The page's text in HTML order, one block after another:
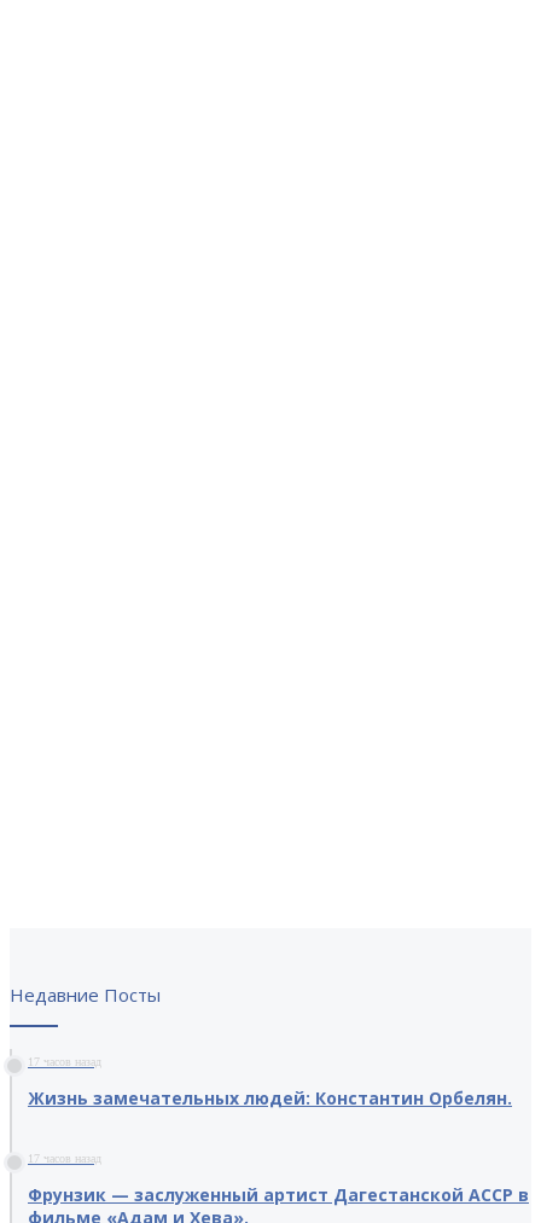
Недавние Посты
17 часов назад
Жизнь замечательных людей: Константин Орбелян.
17 часов назад
Фрунзик — заслуженный артист Дагестанской АССР в
фильме «Адам и Хева».